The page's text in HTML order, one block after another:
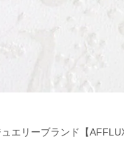
エリーブランド【